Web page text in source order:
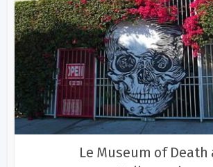
Le Museum of Death